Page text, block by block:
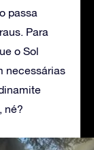
passa
Para
o Sol
necessárias
né?